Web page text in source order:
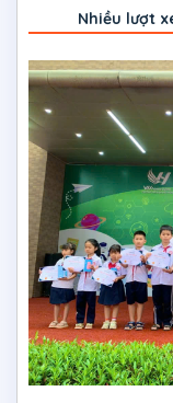
Nhiều lượt